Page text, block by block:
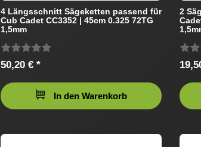
4 Längsschnitt Sägeketten passend für
Cub Cadet CC3352 | 45cm 0.325 72TG
1,5mm
50,20 € *
In den Warenkorb
2